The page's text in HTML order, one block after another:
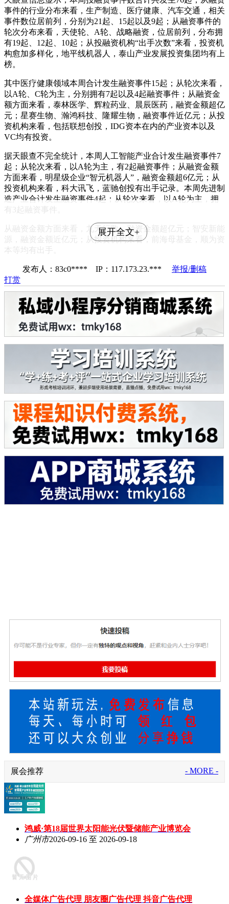
事件的行业分布来看，生产制造、医疗健康、汽车交通，相关
事件数位居前列，分别为21起、15起以及9起；从融资事件的
轮次分布来看，天使轮、A轮、战略融资，位居前列，分布拥
有19起、12起、10起；从投融资机构“出手次数”来看，投资机
构愈加多样化，地平线机器人，泰山产业发展投资集团均有上
榜。
其中医疗健康领域本周合计发生融资事件15起；从轮次来看，
以A轮、C轮为主，分别拥有7起以及4起融资事件；从融资金
额方面来看，泰林医学、辉粒药业、晨辰医药，融资金额超亿
元；星赛生物、瀚鸿科技、隆耀生物，融资事件近亿元；从投
资机构来看，包括联想创投，IDG资本在内的产业资本以及
VC均有投资。
据天眼查不完全统计，本周人工智能产业合计发生融资事件7
起；从轮次来看，以A轮为主，有2起融资事件；从融资金额
方面来看，明星级企业“智元机器人”，融资金额超6亿元；从
投资机构来看，科大讯飞，蓝驰创投有出手记录。本周先进制
造产业合计发生融资事件4起；从轮次来看，以A轮为主，拥
有3起融资事件。
从融资金额方面来看，九天行歌，融资金额超亿元；智安新能
源，融资金额近亿元；从投资机构来看，前海母基金，顺为资
本等均有出手。
展开全文+
发布人：83c0**** IP：117.173.23.*** 举报/删稿
打赏
展会推荐 - MORE -
鸿威·第18届世界太阳能光伏暨储能产业博览会
广州市2026-09-16 至 2026-09-18
全媒体广告代理 朋友圈广告代理 抖音广告代理